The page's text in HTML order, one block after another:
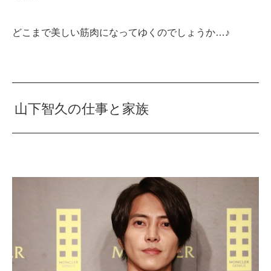
どこまで美しい筋肉になってゆくのでしょうか…♪
山下智久の仕事と家族